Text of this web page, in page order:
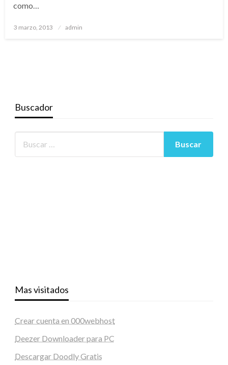
como…
Publicado
3 marzo, 2013 admin
Buscador
Mas visitados
Crear cuenta en 000webhost
Deezer Downloader para PC
Descargar Doodly Gratis